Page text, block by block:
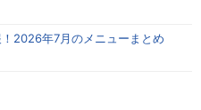
2026年7月のメニューまとめ